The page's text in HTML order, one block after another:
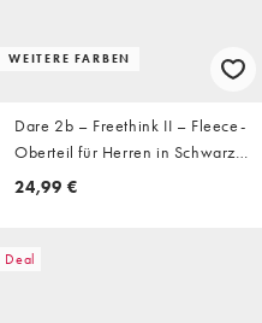
WEITERE FARBEN
Dare 2b – Freethink II – Fleece-
Oberteil für Herren in Schwarz
mit halblangem Oberteil
24,99 €
Deal